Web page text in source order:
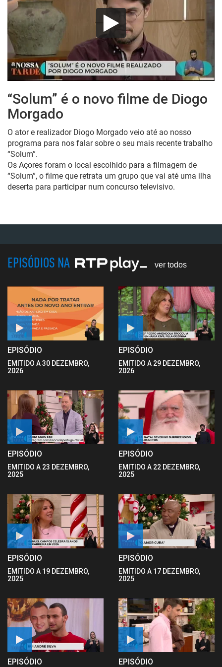
“Solum” é o novo filme de Diogo
Morgado
O ator e realizador Diogo Morgado veio até ao nosso
programa para nos falar sobre o seu mais recente trabalho
“Solum”.
Os Açores foram o local escolhido para a filmagem de
“Solum”, o filme que retrata um grupo que vai até uma ilha
deserta para participar num concurso televisivo.
EPISÓDIOS NA ver todos
EPISÓDIO
EMITIDO A 30 DEZEMBRO,
2026
EPISÓDIO
EMITIDO A 29 DEZEMBRO,
2026
EPISÓDIO
EMITIDO A 23 DEZEMBRO,
2025
EPISÓDIO
EMITIDO A 22 DEZEMBRO,
2025
EPISÓDIO
EMITIDO A 19 DEZEMBRO,
2025
EPISÓDIO
EMITIDO A 17 DEZEMBRO,
2025
EPISÓDIO EPISÓDIO